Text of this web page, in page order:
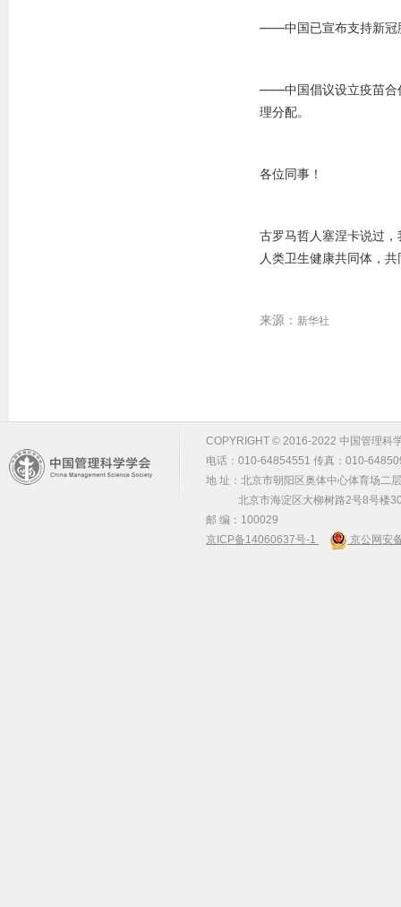
——中国已宣布支持新冠
——中国倡议设立疫苗合
理分配。
各位同事！
古罗马哲人塞涅卡说过
人类卫生健康共同体，
来源： 新华社
COPYRIGHT © 2016-2022 中国管理科
电话：010-64854551 传真：010-
地 址：北京市朝阳区奥体中心体育场二
北京市海淀区大柳树路2号8号楼
邮 编：100029
京ICP备14060637号-1
京公网安